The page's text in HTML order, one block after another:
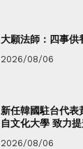
大願法師：四事供
2026/08/06
新任韓國駐台代表
自文化大學 致力
2026/08/06